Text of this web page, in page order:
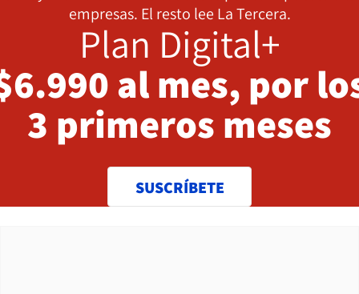
empresas. El resto lee La Tercera.
Plan Digital+
al mes, por
3 primeros meses
SUSCRÍBETE